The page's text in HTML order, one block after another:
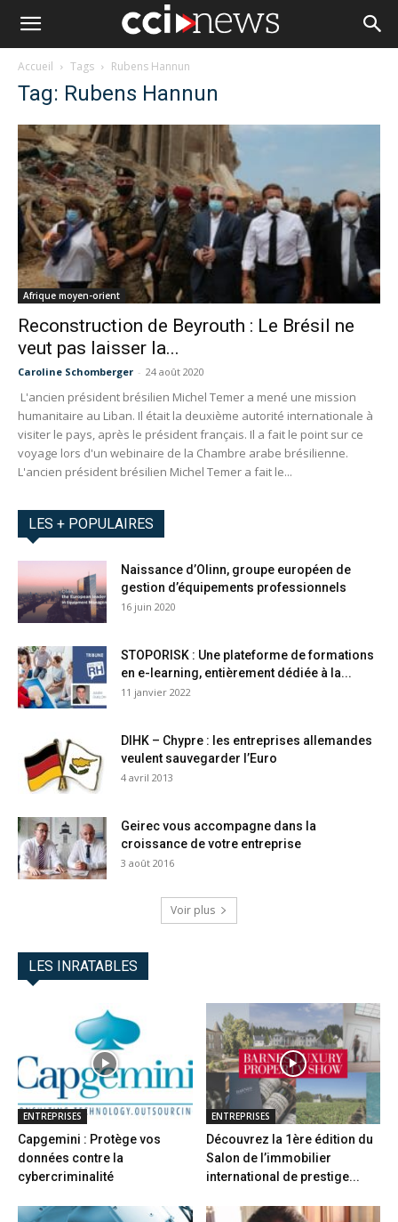
Accueil Tags Rubens Hannun
Tag: Rubens Hannun
Afrique moyen-orient
Reconstruction de Beyrouth : Le Brésil ne
veut pas laisser la...
Caroline Schomberger - 24 août 2020
L'ancien président brésilien Michel Temer a mené une mission
humanitaire au Liban. Il était la deuxième autorité internationale à
visiter le pays, après le président français. Il a fait le point sur ce
voyage lors d'un webinaire de la Chambre arabe brésilienne.
L'ancien président brésilien Michel Temer a fait le...
LES + POPULAIRES
Naissance d’Olinn, groupe européen de
gestion d’équipements professionnels
16 juin 2020
STOPORISK : Une plateforme de formations
en e-learning, entièrement dédiée à la...
11 janvier 2022
DIHK – Chypre : les entreprises allemandes
veulent sauvegarder l’Euro
4 avril 2013
Geirec vous accompagne dans la
croissance de votre entreprise
3 août 2016
Voir plus
LES INRATABLES
ENTREPRISES
Capgemini : Protège vos
données contre la
cybercriminalité
ENTREPRISES
Découvrez la 1ère édition du
Salon de l’immobilier
international de prestige...